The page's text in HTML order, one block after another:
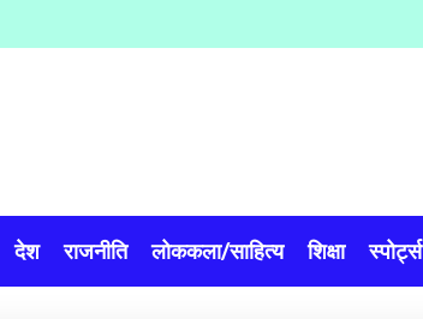
देश राजनीति लोककला/साहित्य शिक्षा स्पोर्ट्स